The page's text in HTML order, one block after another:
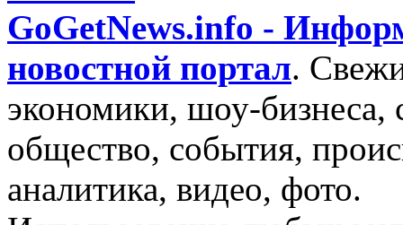
GoGetNews.info -
новостной портал.
экономики, шоу-бизнеса,
общество, события,
аналитика, видео, фото.